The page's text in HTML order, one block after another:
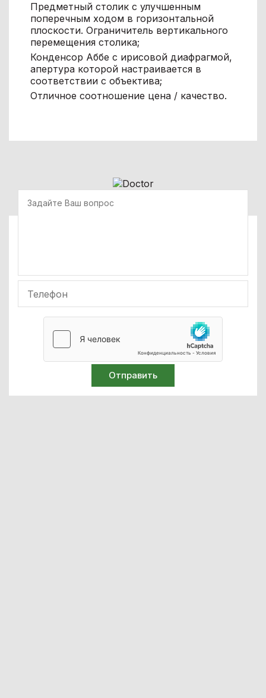
Предметный столик с улучшенным
поперечным ходом в горизонтальной
плоскости. Ограничитель вертикального
перемещения столика;
Конденсор Аббе с ирисовой диафрагмой,
апертура которой настраивается в
соответствии с объектива;
Отличное соотношение цена / качество.